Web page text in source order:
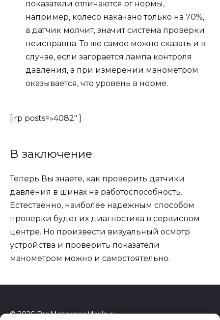
показатели отличаются от нормы,
например, колесо накачано только на 70%,
а датчик молчит, значит система проверки
неисправна. То же самое можно сказать и в
случае, если загорается лампа контроля
давления, а при измерении манометром
оказывается, что уровень в норме.
[irp posts=»4082″ ]
В заключение
Теперь Вы знаете, как проверить датчики
давления в шинах на работоспособность.
Естественно, наиболее надежным способом
проверки будет их диагностика в сервисном
центре. Но произвести визуальный осмотр
устройства и проверить показатели
манометром можно и самостоятельно.
© 2026 ProMotornoeMaslo.ru